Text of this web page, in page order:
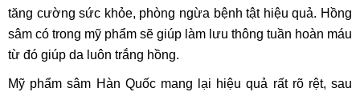
tăng cường sức khỏe, phòng ngừa bệnh tật hiệu quả. Hồng
sâm có trong mỹ phẩm sẽ giúp làm lưu thông tuần hoàn máu
từ đó giúp da luôn trắng hồng.
Mỹ phẩm sâm Hàn Quốc mang lại hiệu quả rất rõ rệt, sau